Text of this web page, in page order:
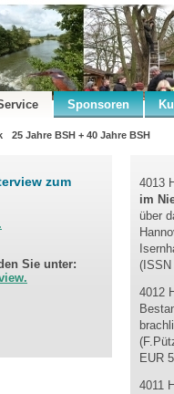
Sponsoren
25 Jahre BSH + 40 Jahre BSH
zum
Sie unter:
4013
im
über
4012
EUR
4011